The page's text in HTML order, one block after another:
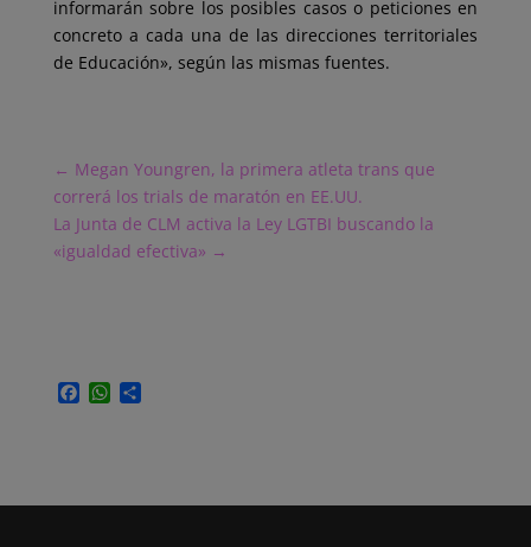
informarán sobre los posibles casos o peticiones en
concreto a cada una de las direcciones territoriales
de Educación», según las mismas fuentes.
← Megan Youngren, la primera atleta trans que
correrá los trials de maratón en EE.UU.
La Junta de CLM activa la Ley LGTBI buscando la
«igualdad efectiva» →
F
o
W
A
C
r